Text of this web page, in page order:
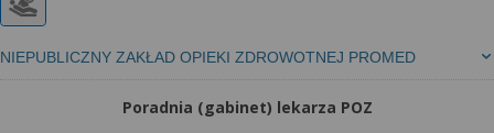
NIEPUBLICZNY ZAKŁAD OPIEKI ZDROWOTNEJ PROMED
Poradnia (gabinet) lekarza POZ